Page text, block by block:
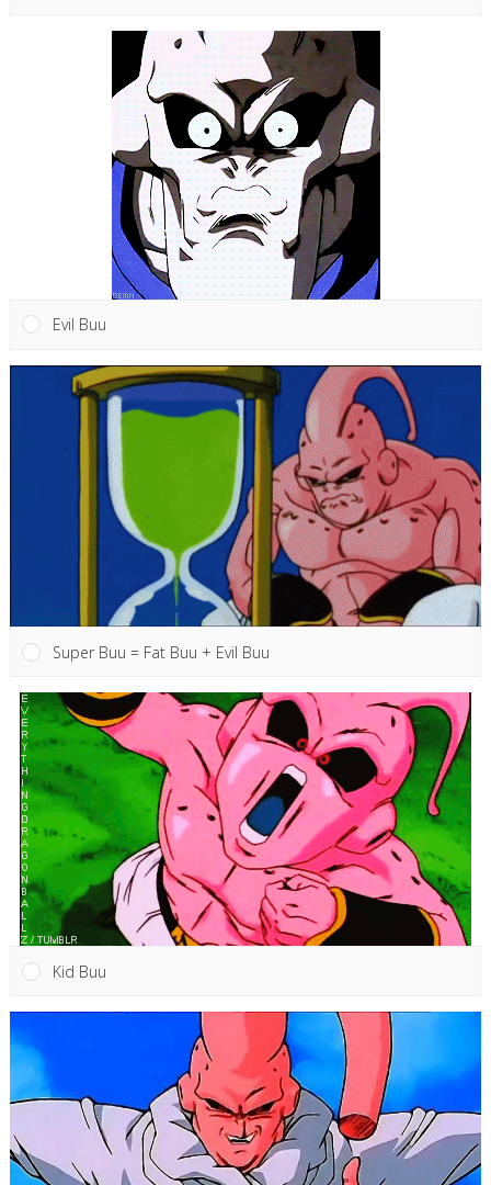
Evil Buu
Super Buu = Fat Buu + Evil Buu
Kid Buu